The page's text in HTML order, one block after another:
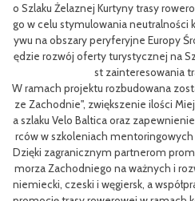
o Szlaku Żelaznej Kurtyny trasy
go w celu stymulowania neutralności
ywu na obszary peryferyjne Europy
ędzie rozwój oferty turystycznej na
st zainteresowania
W ramach projektu rozbudowana
ze Zachodnie", zwiększenie ilości
a szlaku Velo Baltica oraz
rców w szkoleniach
Dzięki zagranicznym partnerom
morza Zachodniego na ważnych i
niemiecki, czeski i węgiersk, a